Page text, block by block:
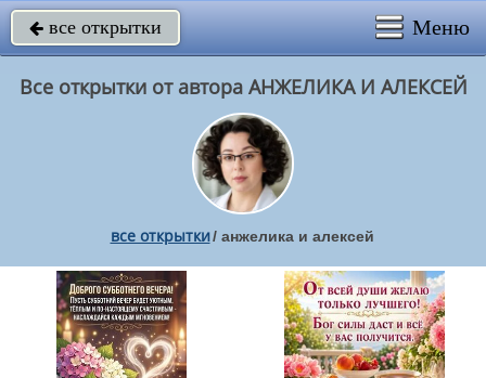
 все открытки Меню
Все открытки от автора АНЖЕЛИКА И АЛЕКСЕЙ
все открытки/ анжелика и алексей